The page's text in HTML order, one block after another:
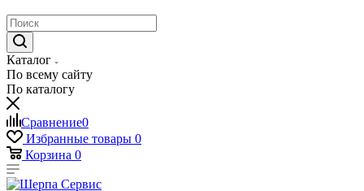
Каталог
По всему сайту
По каталогу
Сравнение0
Избранные товары 0
Корзина 0